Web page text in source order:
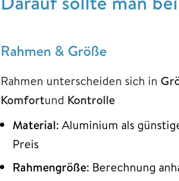
Rahmen & Größe
Rahmen unterscheiden sich in
Komfortund Kontrolle
Material: Aluminium als
Preis
Rahmengröße: Berechnung